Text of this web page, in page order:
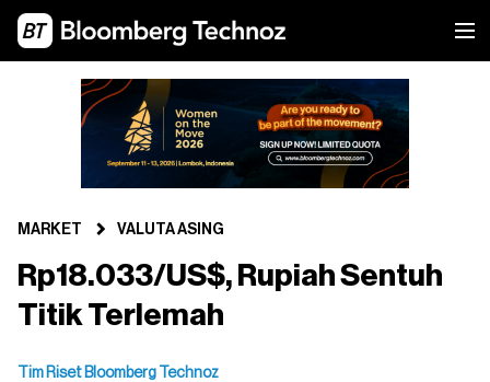
MARKET VALUTA ASING
Rp18.033/US$, Rupiah Sentuh
Titik Terlemah
Tim Riset Bloomberg Technoz